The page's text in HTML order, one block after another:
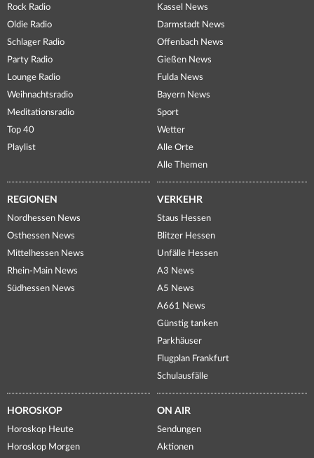
Rock Radio
Oldie Radio
Schlager Radio
Party Radio
Lounge Radio
Weihnachtsradio
Meditationsradio
Top 40
Playlist
Kassel News
Darmstadt News
Offenbach News
Gießen News
Fulda News
Bayern News
Sport
Wetter
Alle Orte
Alle Themen
REGIONEN
Nordhessen News
Osthessen News
Mittelhessen News
Rhein-Main News
Südhessen News
VERKEHR
Staus Hessen
Blitzer Hessen
Unfälle Hessen
A3 News
A5 News
A661 News
Günstig tanken
Parkhäuser
Flugplan Frankfurt
Schulausfälle
HOROSKOP
Horoskop Heute
Horoskop Morgen
ON AIR
Sendungen
Aktionen